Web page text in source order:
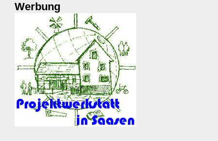
Werbung